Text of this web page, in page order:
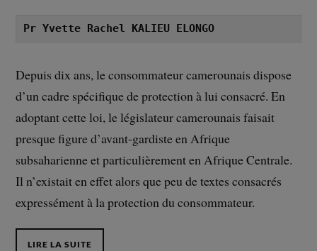
Pr Yvette Rachel KALIEU ELONGO
Depuis dix ans, le consommateur camerounais dispose
d’un cadre spécifique de protection à lui consacré. En
adoptant cette loi, le législateur camerounais faisait
presque figure d’avant-gardiste en Afrique
subsaharienne et particulièrement en Afrique Centrale.
Il n’existait en effet alors que peu de textes consacrés
expressément à la protection du consommateur.
LIRE LA SUITE